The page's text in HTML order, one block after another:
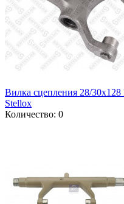
Вилка сцепления 28/
Stellox
Количество: 0